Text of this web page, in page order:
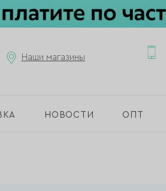
Наши магазины
НОВОСТИ ОПТ